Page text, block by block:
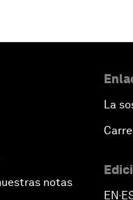
notas
La
EN ▪